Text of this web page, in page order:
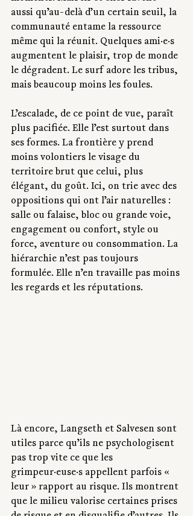
aussi qu’au-delà d’un certain seuil, la
communauté entame la ressource
même qui la réunit. Quelques ami·e·s
augmentent le plaisir, trop de monde
le dégradent. Le surf adore les tribus,
mais beaucoup moins les foules.
L’escalade, de ce point de vue, paraît
plus pacifiée. Elle l’est surtout dans
ses formes. La frontière y prend
moins volontiers le visage du
territoire brut que celui, plus
élégant, du goût. Ici, on trie avec des
oppositions qui ont l’air naturelles :
salle ou falaise, bloc ou grande voie,
engagement ou confort, style ou
force, aventure ou consommation. La
hiérarchie n’est pas toujours
formulée. Elle n’en travaille pas moins
les regards et les réputations.
Là encore, Langseth et Salvesen sont
utiles parce qu’ils ne psychologisent
pas trop vite ce que les
grimpeur·euse·s appellent parfois «
leur » rapport au risque. Ils montrent
que le milieu valorise certaines prises